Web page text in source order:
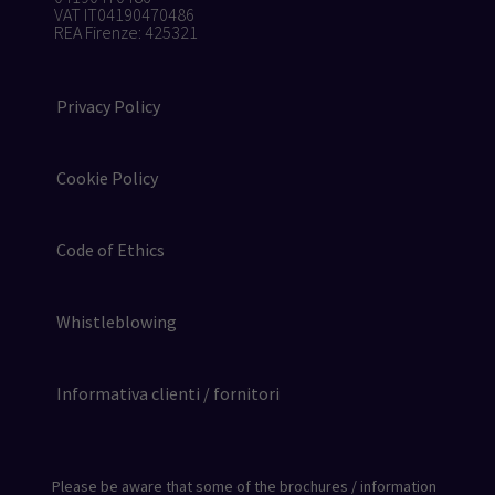
VAT IT04190470486
REA Firenze: 425321
Privacy Policy
Cookie Policy
Code of Ethics
Whistleblowing
Informativa clienti / fornitori
Please be aware that some of the brochures / information